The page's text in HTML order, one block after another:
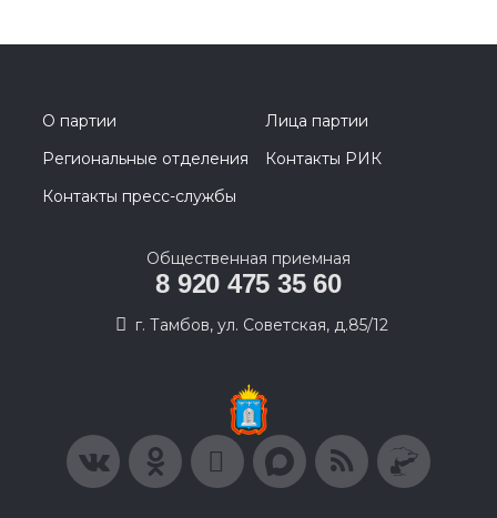
О партии
Лица партии
Региональные отделения
Контакты РИК
Контакты пресс-службы
Общественная приемная
8 920 475 35 60
г. Тамбов, ул. Советская, д.85/12